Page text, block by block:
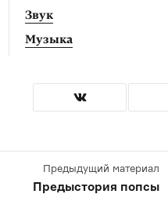
Звук
Музыка
Предыдущий материал
Предыстория попсы